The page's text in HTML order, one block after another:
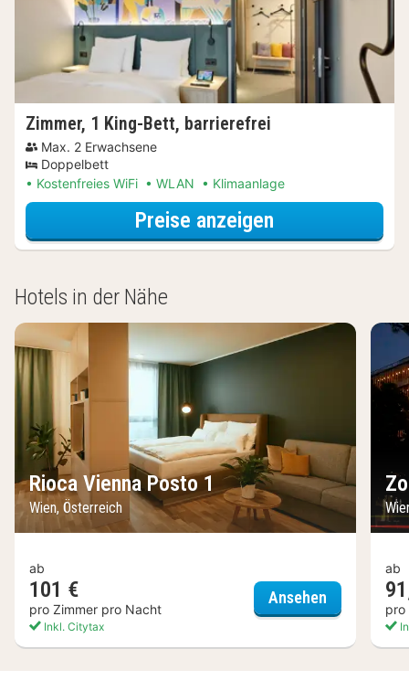
Zimmer, 1 King-Bett, barrierefrei
Max. 2 Erwachsene
Doppelbett
Kostenfreies WiFi
WLAN Klimaanlage
Preise anzeigen
Hotels in der Nähe
Rioca Vienna Posto 1
Wien, Österreich
ab
101 €
pro Zimmer pro Nacht
Inkl. Citytax
Ansehen Rioca
ab
pro